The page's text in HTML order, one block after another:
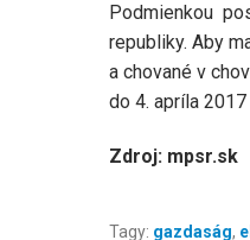
Podmienkou
republiky. Aby
a chované v
do 4. apríla
Zdroj: mpsr.sk
Tagy: gazdaság,